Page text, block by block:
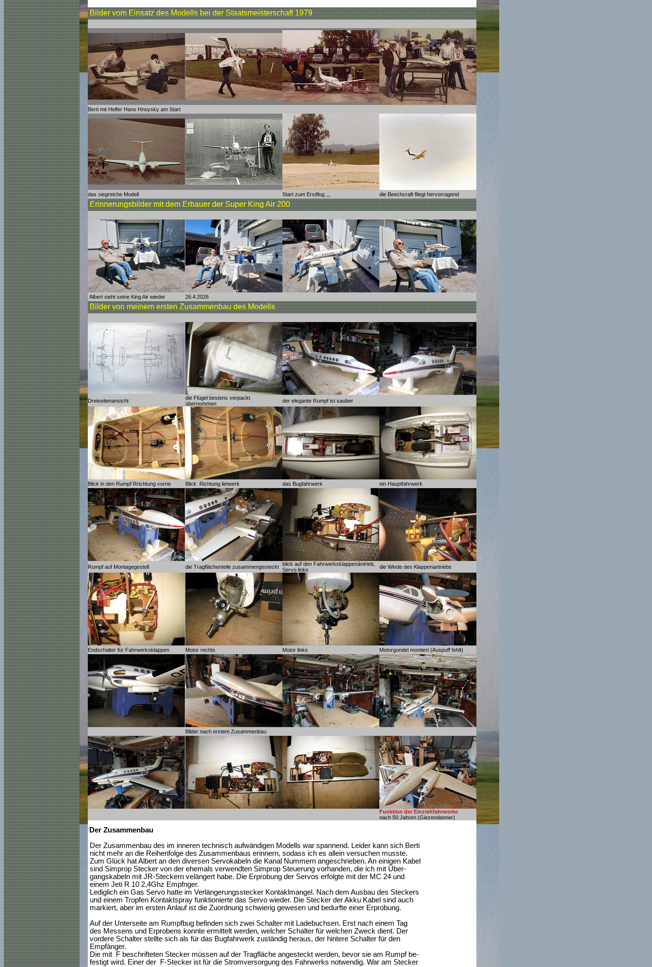
Bilder vom Einsatz des Modells bei der Staatsmeisterschaft 1979
Berti mit Helfer Hans Hnoysky am Start
das siegreiche Modell Start zum Erstflug ,,, die Beechcraft fliegt hervorragend
Erinnerungsbilder mit dem Erbauer der Super King Air 200
Albert sieht seine King Air wieder 26.4.2026
Bilder von meinem ersten Zusammenbau des Modells
Dreiseitenansicht
die Flügel bestens verpackt
übernommen
der elegante Rumpf ist sauber
Blick in den Rumpf Rrichtung vorne Blick Richtung lietwerk das Bugfahrwerk ein Hauptfahrwerk
Rumpf auf Montagegestell die Tragflächenteile zusammengesteckt blick auf den Fahrwerksklappenántrieb,
Servo links
die Winde des Klappenantriebs
Endschalter für Fahrwerksklappen Motor rechts Motor links Motorgondel montiert (Auspuff fehlt)
Bilder nach erstem Zusammenbau
Funktion der Einziehfahrwerke
nach 50 Jahren (Giezendanner)
Der Zusammenbau
Der Zusammenbau des im inneren technisch aufwändigen Modells war spannend. Leider kann sich Berti
nicht mehr an die Reihenfolge des Zusammenbaus erinnern, sodass ich es allein versuchen musste.
Zum Glück hat Albert an den diversen Servokabeln die Kanal Nummern angeschrieben. An einigen Kabel
sind Simprop Stecker von der ehemals verwendten Simprop Steuerung vorhanden, die ich mit Über-
gangskabeln mit JR-Steckern velängert habe. Die Erprobung der Servos erfolgte mit der MC 24 und
einem Jeti R 10 2,4Ghz Empfnger.
Lediglich ein Gas Servo hatte im Verlängerungsstecker Kontaklmangel. Nach dem Ausbau des Steckers
und einem Tropfen Kontaktspray funktionierte das Servo wieder. Die Stecker der Akku Kabel sind auch
markiert, aber im ersten Anlauf ist die Zuordnung schwierig gewesen und bedurfte einer Erprobung.
Auf der Unterseite am Rumpfbug befinden sich zwei Schalter mit Ladebuchsen. Erst nach einem Tag
des Messens und Erprobens konnte ermittelt werden, welcher Schalter für welchen Zweck dient. Der
vordere Schalter stellte sich als für das Bugfahrwerk zuständig heraus, der hintere Schalter für den
Empfänger.
Die mit F beschrifteten Stecker müssen auf der Tragfläche angesteckt werden, bevor sie am Rumpf be-
festigt wird. Einer der F-Stecker ist für die Stromversorgung des Fahrwerks notwendig. War am Stecker